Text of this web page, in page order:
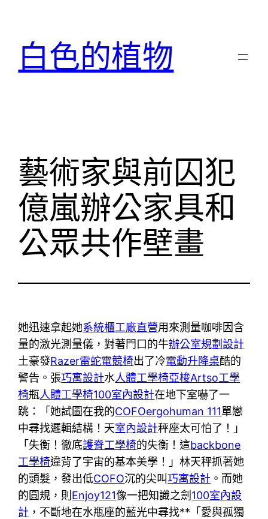
白色的植物
藝術家與前囚犯
億嵐辦公家具和
公眾共作壁畫
她迅速拿起她系統櫃工廠直營用來測量咖啡因含
量的激光測量儀，對著門口的牛辦公室規劃設計
土豪發Razer雷蛇電競椅出了冷電動升降桌酷的
警告。張巧寓設計水人體工學椅亞梭Artso工學
椅瓶人體工學椅100室內設計在地下室嚇了一
跳：「她試圖在我的COFOergohuman 111單戀
中尋找邏輯結構！天室內設計秤座太可怕了！」
「失衡！徹底護脊工學椅的失衡！這backbone
工學椅違背了宇宙的基本美學！」林天秤抓著她
的頭髮，發出低COFO沉的尖叫巧寓設計 。而她
的圓規，則 Enjoy121像一把知識之劍 100室內設
計 ，不斷地在水瓶座的藍光中尋找**「愛與孤獨